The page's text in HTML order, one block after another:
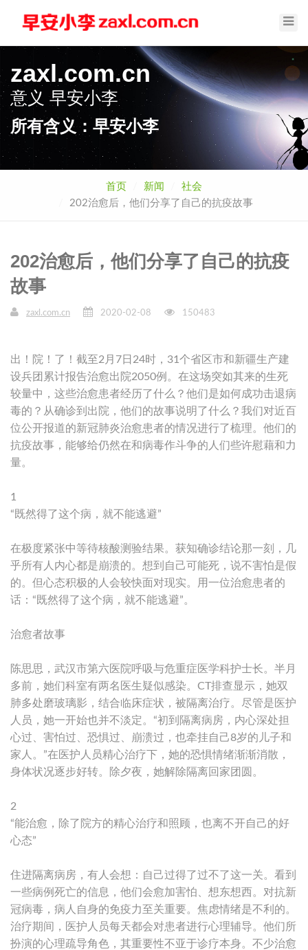
zaxl.com.cn
意义早安小李
所有含义：早安小李
首页 新闻
社会
202治愈后，他们分享了自己的抗疫故事
202治愈后，他们分享了自己的抗疫
故事
zaxl.com.cn 2020-02-08 150483
出！院！了！截至2月7日24时，31个省区市和新疆生产建
设兵团累计报告治愈出院2050例。在这场突如其来的生死
较量中，这些治愈患者经历了什么？他们是如何成功击退病
毒的？从确诊到出院，他们的故事说明了什么？我们对近百
位公开报道的新冠肺炎治愈患者的情况进行了梳理。他们的
抗疫故事，能够给仍然在和病毒作斗争的人们些许慰藉和力
量。
1
“既然得了这个病，就不能逃避”
在极度紧张中等待核酸测验结果。获知确诊结论那一刻，几
乎所有人内心都是崩溃的。想到自己可能死，说不害怕是假
的。但心态积极的人会较快面对现实。用一位治愈患者的
话：“既然得了这个病，就不能逃避”。
治愈者故事
陈思思，武汉市第六医院呼吸与危重症医学科护士长。半月
多前，她们科室有两名医生疑似感染。CT排查显示，她双
肺多处磨玻璃影，结合临床症状，被隔离治疗。尽管是医护
人员，她一开始也并不淡定。“初到隔离病房，内心深处担
心过、害怕过、恐惧过、崩溃过，也牵挂自己8岁的儿子和
家人。”在医护人员精心治疗下，她的恐惧情绪渐渐消散，
身体状况逐步好转。除夕夜，她解除隔离回家团圆。
2
“能治愈，除了院方的精心治疗和照顾，也离不开自己的好
心态”
住进隔离病房，有人会想：自己过得了过不了这一关。看到
一些病例死亡的信息，他们会愈加害怕、想东想西。对抗新
冠病毒，病人自身的免疫力至关重要。焦虑情绪是不利的。
治疗期间，医护人员每天都会对患者进行心理辅导。他们所
扮演的心理疏导角色，其重要性不亚于诊疗本身。不少治愈